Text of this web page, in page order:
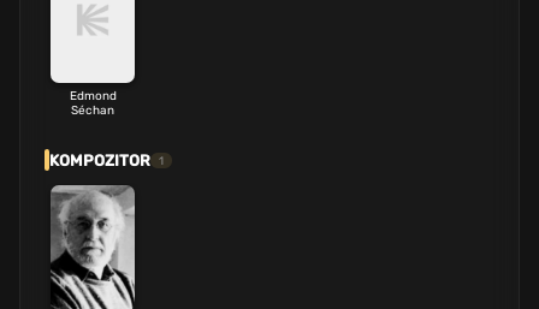
Edmond
Séchan
KOMPOZITOR 1